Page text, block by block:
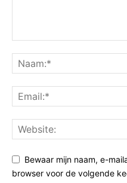
Bewaar mijn naam, e-
browser voor de volgende